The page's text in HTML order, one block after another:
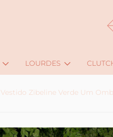
LOURDES
Vestido Zibeline Verde Um